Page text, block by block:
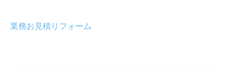
業務お見積りフォーム